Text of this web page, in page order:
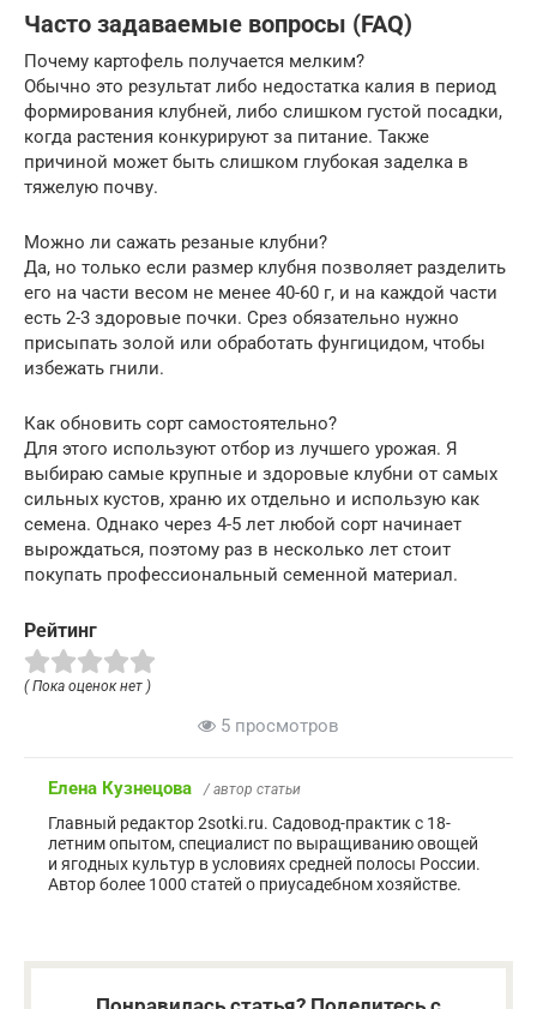
Часто задаваемые вопросы (FAQ)
Почему картофель получается мелким?
Обычно это результат либо недостатка калия в период
формирования клубней, либо слишком густой посадки,
когда растения конкурируют за питание. Также
причиной может быть слишком глубокая заделка в
тяжелую почву.
Можно ли сажать резаные клубни?
Да, но только если размер клубня позволяет разделить
его на части весом не менее 40-60 г, и на каждой части
есть 2-3 здоровые почки. Срез обязательно нужно
присыпать золой или обработать фунгицидом, чтобы
избежать гнили.
Как обновить сорт самостоятельно?
Для этого используют отбор из лучшего урожая. Я
выбираю самые крупные и здоровые клубни от самых
сильных кустов, храню их отдельно и использую как
семена. Однако через 4-5 лет любой сорт начинает
вырождаться, поэтому раз в несколько лет стоит
покупать профессиональный семенной материал.
Рейтинг
( Пока оценок нет )
5 просмотров
Елена Кузнецова / автор статьи
Главный редактор 2sotki.ru. Садовод-практик с 18-
летним опытом, специалист по выращиванию овощей
и ягодных культур в условиях средней полосы России.
Автор более 1000 статей о приусадебном хозяйстве.